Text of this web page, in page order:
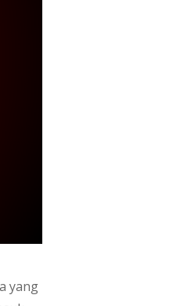
yang